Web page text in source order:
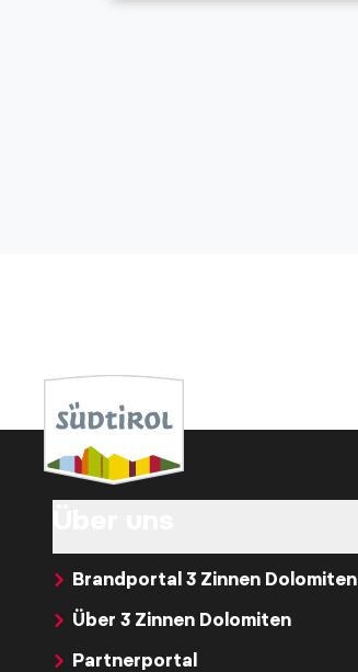
Brandportal 3 Zinnen Dolomiten
Über 3 Zinnen Dolomiten
Partnerportal